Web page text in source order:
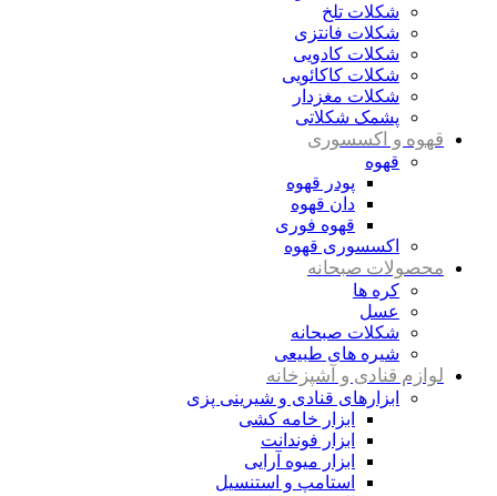
شکلات تلخ
شکلات فانتزی
شکلات کادویی
شکلات کاکائویی
شکلات مغزدار
پشمک شکلاتی
قهوه و اکسسوری
قهوه
پودر قهوه
دان قهوه
قهوه فوری
اکسسوری قهوه
محصولات صبحانه
کره ها
عسل
شکلات صبحانه
شیره های طبیعی
لوازم قنادی و آشپزخانه
ابزارهای قنادی و شیرینی پزی
ابزار خامه کشی
ابزار فوندانت
ابزار میوه آرایی
استامپ و استنسیل